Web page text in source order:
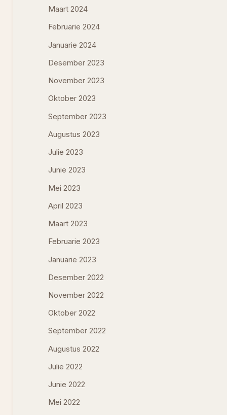
Maart 2024
Februarie 2024
Januarie 2024
Desember 2023
November 2023
Oktober 2023
September 2023
Augustus 2023
Julie 2023
Junie 2023
Mei 2023
April 2023
Maart 2023
Februarie 2023
Januarie 2023
Desember 2022
November 2022
Oktober 2022
September 2022
Augustus 2022
Julie 2022
Junie 2022
Mei 2022